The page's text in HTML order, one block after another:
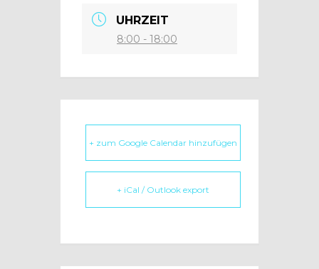
UHRZEIT
8:00 - 18:00
+ zum Google Calendar hinzufügen
+ iCal / Outlook export